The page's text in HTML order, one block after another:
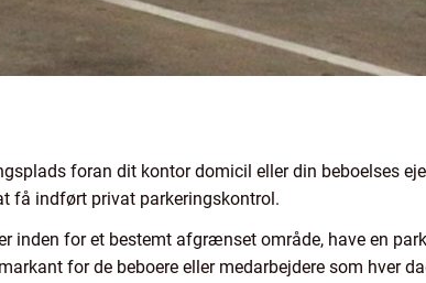
foran dit kontor domicil eller din beboelses
få indført privat parkeringskontrol.
inden for et bestemt afgrænset område, have en
for de beboere eller medarbejdere som hver